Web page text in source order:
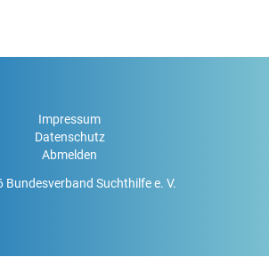
Impressum
Datenschutz
Abmelden
Bundesverband Suchthilfe e. V.